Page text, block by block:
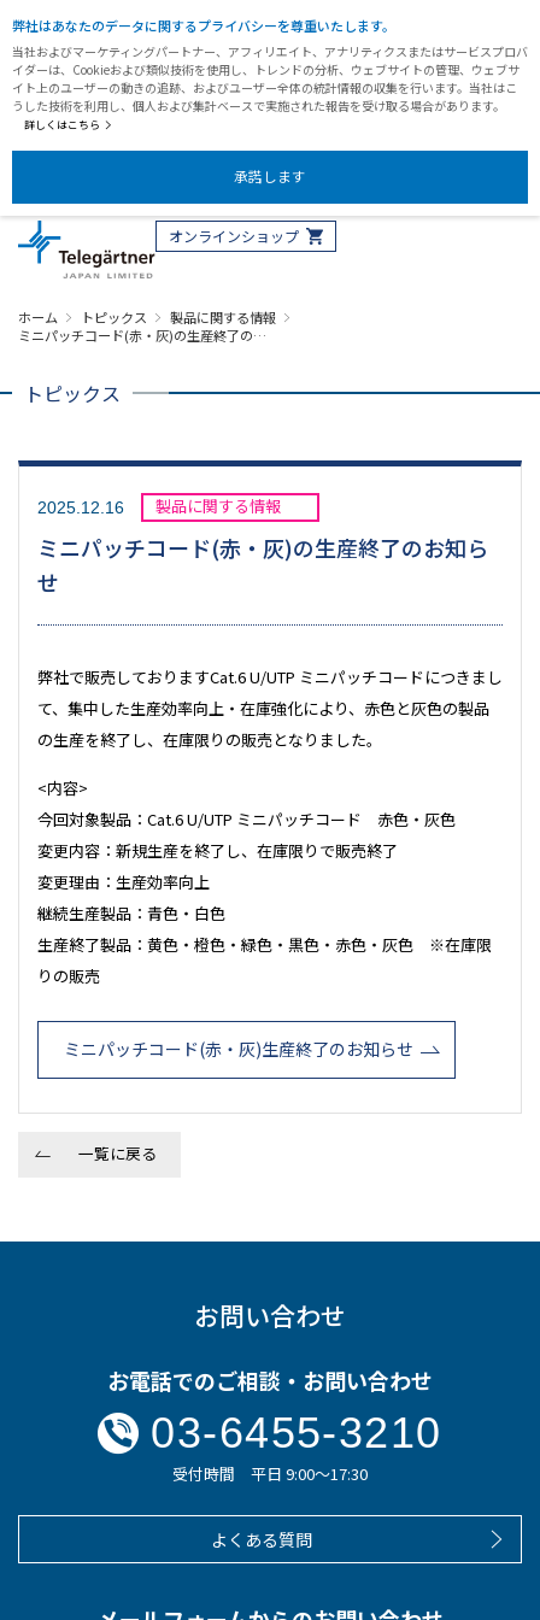
弊社はあなたのデータに関するプライバシーを尊重いたします。
当社およびマーケティングパートナー、アフィリエイト、アナリティクスまたはサービスプロバ
イダーは、Cookieおよび類似技術を使用し、トレンドの分析、ウェブサイトの管理、ウェブサ
イト上のユーザーの動きの追跡、およびユーザー全体の統計情報の収集を行います。当社はこ
うした技術を利用し、個人および集計ベースで実施された報告を受け取る場合があります。
詳しくはこちら
承諾します
オンラインショップ
ホーム トピックス
製品に関する情報
ミニパッチコード(赤・灰)の生産終了の…
トピックス
2025.12.16 製品に関する情報
ミニパッチコード(赤・灰)の生産終了のお知ら
せ
弊社で販売しておりますCat.6 U/UTP ミニパッチコードにつきまし
て、集中した生産効率向上・在庫強化により、赤色と灰色の製品
の生産を終了し、在庫限りの販売となりました。
<内容>
今回対象製品： Cat.6 U/UTP ミニパッチコード 赤色・灰色
変更内容：新規生産を終了し、在庫限りで販売終了
変更理由：生産効率向上
継続生産製品：青色・白色
生産終了製品：黄色・橙色・緑色・黒色・赤色・灰色 ※在庫限
りの販売
ミニパッチコード(赤・灰)生産終了のお知らせ
一覧に戻る
お問い合わせ
お電話でのご相談・お問い合わせ
03-6455-3210
受付時間 平日 9:00～17:30
よくある質問